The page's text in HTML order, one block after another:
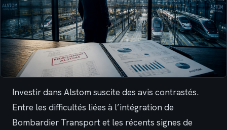
Investir dans Alstom suscite des avis contrastés.
Entre les difficultés liées à l’intégration de
Bombardier Transport et les récents signes de